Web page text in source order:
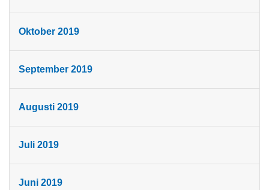
Oktober 2019
September 2019
Augusti 2019
Juli 2019
Juni 2019